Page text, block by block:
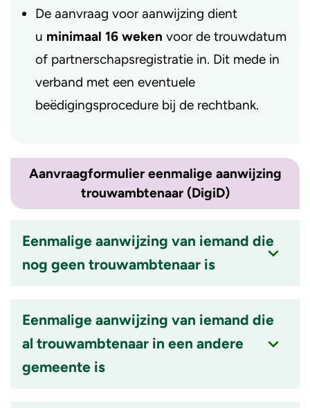
De aanvraag voor aanwijzing dient
u minimaal 16 weken voor de trouwdatum
of partnerschapsregistratie in. Dit mede in
verband met een eventuele
beëdigingsprocedure bij de rechtbank.
Aanvraagformulier eenmalige aanwijzing
trouwambtenaar (DigiD)
Eenmalige aanwijzing van iemand die
nog geen trouwambtenaar is
ingeklapt
Eenmalige aanwijzing van iemand die
al trouwambtenaar in een andere
gemeente is